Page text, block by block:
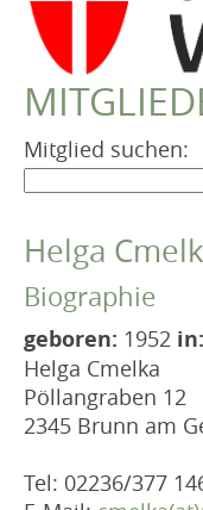
Mitglied suchen:
Helga
Biographie
geboren: 1952 in:
Helga Cmelka
Pöllangraben 12
2345 Brunn am
Tel: 02236/377